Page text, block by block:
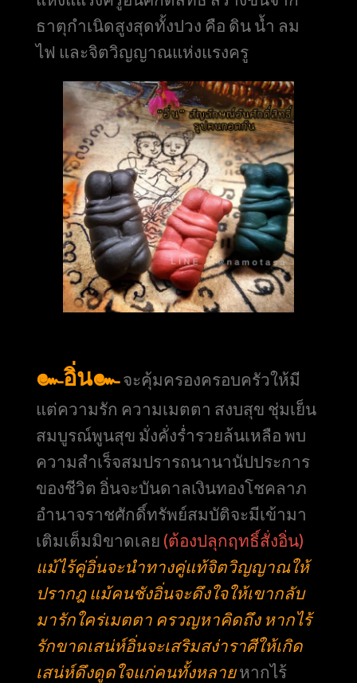
ธาตุกำเนิดสูงสุดทั้งปวง คือ ดิน น้ำ ลม
ไฟ และจิตวิญญาณแห่งแรงครู
๛อิ่น๛จะคุ้มครองครอบครัวให้มี
แต่ความรัก ความเมตตา สงบสุข ชุ่มเย็น
สมบูรณ์พูนสุข มั่งคั่งร่ำรวยล้นเหลือ พบ
ความสำเร็จสมปรารถนานานัปประการ
ของชีวิต อิ่นจะบันดาลเงินทองโชคลาภ
อำนาจราชศักดิ์ทรัพย์สมบัติจะมีเข้ามา
เติมเต็มมิขาดเลย (ต้องปลุกฤทธิ์สั่งอิ่น)
แม้ไร้คู่อิ่นจะนำทางคู่แท้จิตวิญญาณให้
ปรากฎ แม้คนชังอิ่นจะดึงใจให้เขากลับ
มารักใคร่เมตตา ครวญหาคิดถึง หากไร้
รักขาดเสน่ห์อิ่นจะเสริมสง่าราศีให้เกิด
เสน่ห์ดึงดูดใจแก่คนทั้งหลายหากไร้